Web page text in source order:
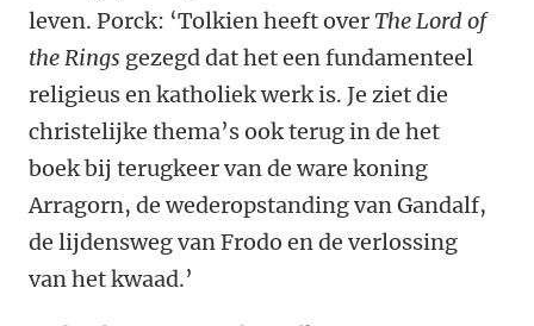
leven. Porck: ‘Tolkien heeft overThe Lord of
the Rings gezegd dat het een fundamenteel
religieus en katholiek werk is. Je ziet die
christelijke thema’s ook terug in de het
boek bij terugkeer van de ware koning
Arragorn, de wederopstanding van Gandalf,
de lijdensweg van Frodo en de verlossing
van het kwaad.’